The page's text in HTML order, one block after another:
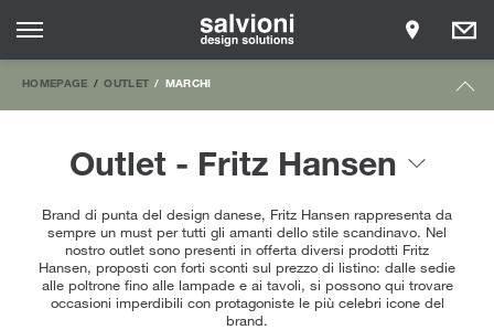
HOMEPAGE OUTLET MARCHI
Outlet - Fritz Hansen
Brand di punta del design danese, Fritz Hansen rappresenta da
sempre un must per tutti gli amanti dello stile scandinavo. Nel
nostro outlet sono presenti in offerta diversi prodotti Fritz
Hansen, proposti con forti sconti sul prezzo di listino: dalle sedie
alle poltrone fino alle lampade e ai tavoli, si possono qui trovare
occasioni imperdibili con protagoniste le più celebri icone del
brand.